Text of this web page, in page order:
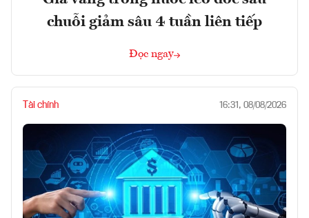
chuỗi giảm sâu 4 tuần liên tiếp
Đọc ngay
Tài chính 16:31, 08/08/2026